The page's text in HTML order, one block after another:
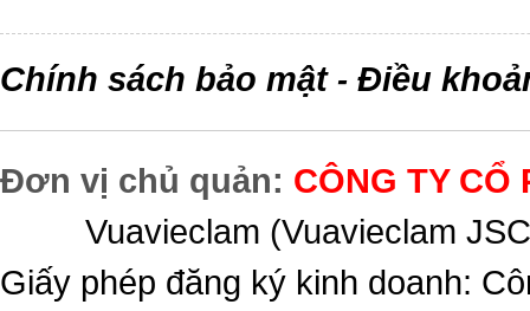
Chính sách bảo mật- Điều
Đơn vị chủ quản: CÔNG TY CỔ
Vuavieclam (Vuavieclam
Giấy phép đăng ký kinh doanh: